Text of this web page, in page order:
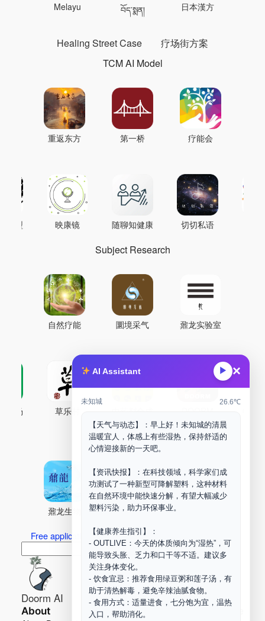
AI Assistant ▶ ×
未知城 26.6℃
【天气与动态】：早上好！未知城的清晨
温暖宜人，体感上有些湿热，保持舒适的
心情迎接新的一天吧。
【资讯快报】：在科技领域，科学家们成
功测试了一种新型可降解塑料，这种材料
在自然环境中能快速分解，有望大幅减少
塑料污染，助力环保事业。
【健康养生指引】：
- OUTLIVE：今天的体质倾向为“湿热”，可
能导致头胀、乏力和口干等不适。建议多
关注身体变化。
- 饮食宜忌：推荐食用绿豆粥和莲子汤，有
助于清热解毒，避免辛辣油腻食物。
- 食用方式：适量进食，七分饱为宜，温热
入口，帮助消化。
Melayu བོད་སྨན། 日本漢方
Healing Street Case
疗场街方案
TCM AI Model
重返东方 第一桥 疗能会
模型 映康镜 随聊知健康 切切私语
Subject Research
自然疗能 圜境采气 鼐龙实验室
药场 草乐村
Maker Space
鼐龙生物 PLM
Free application for “Healing Association Membership”
索
Search
Doorm AI
About